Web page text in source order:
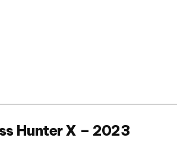
Hunter X – 2023